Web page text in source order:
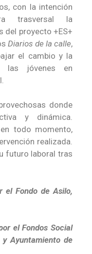
con la intención
trasversal la
del proyecto +ES+
Diarios de la calle,
el cambio y la
las jóvenes en
donde
y dinámica.
todo momento,
realizada.
futuro laboral tras
el Fondo de Asilo,
el Fondos Social
y Ayuntamiento de